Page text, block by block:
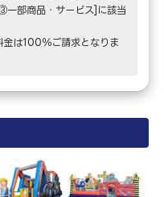
部商品・サービス]に該当
金は100％ご請求となりま